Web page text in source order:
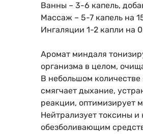
Ванны – 3-6 капель,
Массаж – 5-7 капель на
Ингаляции 1-2 капли на
Аромат миндаля
организма в целом,
В небольшом количестве
смягчает дыхание,
реакции, оптимизирует
Нейтрализует токсины
обезболивающим